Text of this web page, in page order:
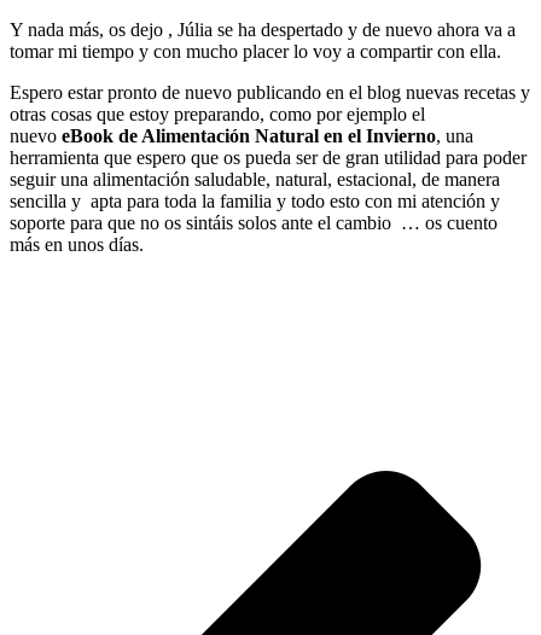
Y nada más, os dejo , Júlia se ha despertado y de nuevo ahora va a
tomar mi tiempo y con mucho placer lo voy a compartir con ella.
Espero estar pronto de nuevo publicando en el blog nuevas recetas y
otras cosas que estoy preparando, como por ejemplo el
nuevo eBook de Alimentación Natural en el Invierno, una
herramienta que espero que os pueda ser de gran utilidad para poder
seguir una alimentación saludable, natural, estacional, de manera
sencilla y apta para toda la familia y todo esto con mi atención y
soporte para que no os sintáis solos ante el cambio … os cuento
más en unos días.